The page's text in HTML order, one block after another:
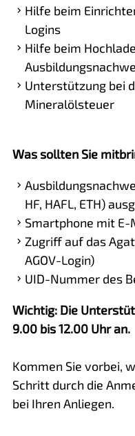
Hilfe beim
Logins
Hilfe beim
Unterstützung bei
Mineralölsteuer
Was sollten Sie
HF, HAFL, ETH)
Smartphone mit E-
Zugriff auf das
AGOV-Login)
UID-Nummer des
Wichtig: Die
9.00 bis 12.00 Uhr an.
Kommen Sie vorbei,
Schritt durch die
bei Ihren Anliegen.